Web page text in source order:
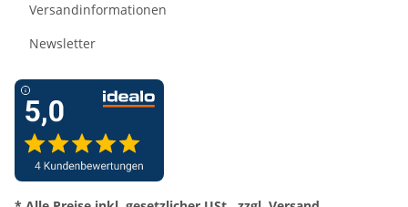
Versandinformationen
Newsletter